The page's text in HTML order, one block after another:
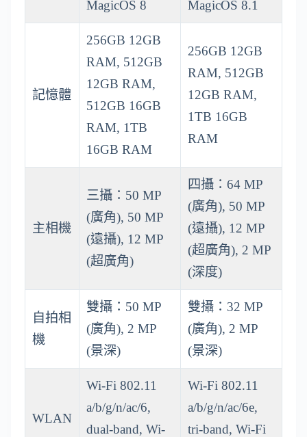
MagicOS 8
MagicOS 8.1
記憶體
256GB 12GB
RAM, 512GB
12GB RAM,
512GB 16GB
RAM, 1TB
16GB RAM
256GB 12GB
RAM, 512GB
12GB RAM,
1TB 16GB
RAM
主相機
三攝：50 MP
(廣角), 50 MP
(遠攝), 12 MP
(超廣角)
四攝：64 MP
(廣角), 50 MP
(遠攝), 12 MP
(超廣角), 2 MP
(深度)
自拍相
機
雙攝：50 MP
(廣角), 2 MP
(景深)
雙攝：32 MP
(廣角), 2 MP
(景深)
WLAN
Wi-Fi 802.11
a/b/g/n/ac/6,
dual-band, Wi-
Wi-Fi 802.11
a/b/g/n/ac/6e,
tri-band, Wi-Fi